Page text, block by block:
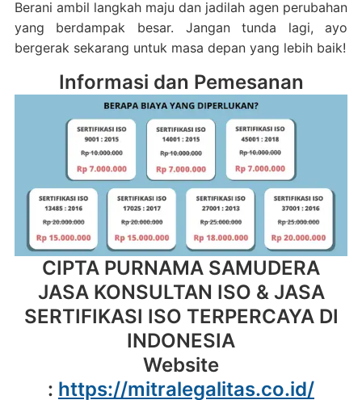
Berani ambil langkah maju dan jadilah agen perubahan
yang berdampak besar. Jangan tunda lagi, ayo
bergerak sekarang untuk masa depan yang lebih baik!
Informasi dan Pemesanan
CIPTA PURNAMA SAMUDERA
JASA KONSULTAN ISO & JASA
SERTIFIKASI ISO TERPERCAYA DI
INDONESIA
Website
: https://mitralegalitas.co.id/